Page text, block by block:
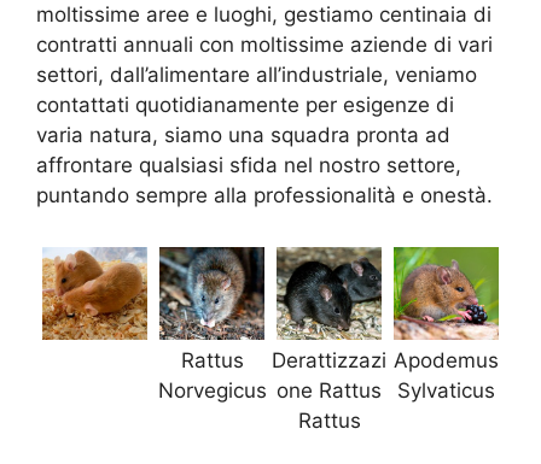
moltissime aree e luoghi, gestiamo centinaia di
contratti annuali con moltissime aziende di vari
settori, dall’alimentare all’industriale, veniamo
contattati quotidianamente per esigenze di
varia natura, siamo una squadra pronta ad
affrontare qualsiasi sfida nel nostro settore,
puntando sempre alla professionalità e onestà.
Rattus
Norvegicus
Derattizzazi
one Rattus
Rattus
Apodemus
Sylvaticus